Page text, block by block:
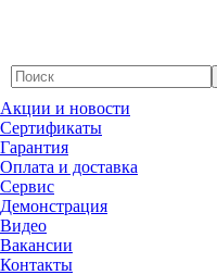
Акции и новости
Сертификаты
Гарантия
Оплата и доставка
Сервис
Демонстрация
Видео
Вакансии
Контакты